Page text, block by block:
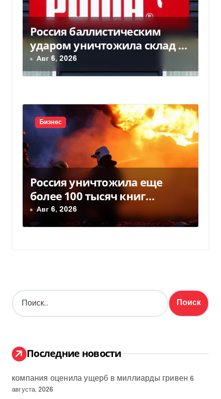
Россия баллистическим
ударом уничтожила склад с
товарами PUMA: детали
Авг 6, 2026
Бизнес
Россия уничтожила еще
более 100 тысяч книг
BookChef: что произошло
Авг 6, 2026
Н
а
:
Последние новости
компания оценила ущерб в миллиарды гривен 6
августа, 2026